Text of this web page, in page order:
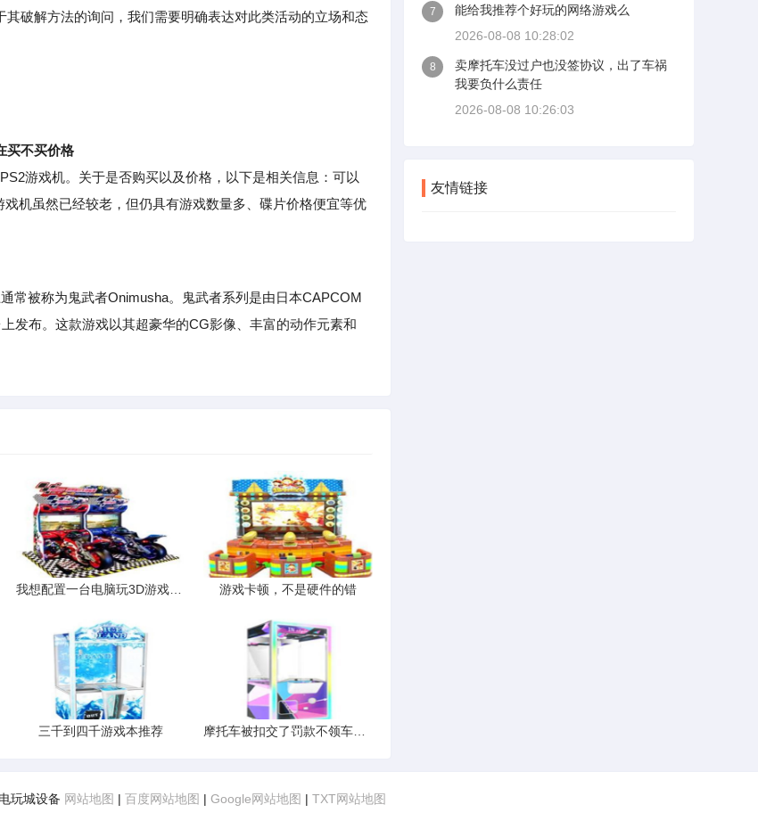
破解方法的询问，我们需要明确表达对此类活动的立场和态
买不买价格
游戏机。关于是否购买以及价格，以下是相关信息：可以
机虽然已经较老，但仍具有游戏数量多、碟片价格便宜等优
被称为鬼武者Onimusha。鬼武者系列是由日本CAPCOM
发布。这款游戏以其超豪华的CG影像、丰富的动作元素和
游戏卡顿，不是硬件的错
三千到四千游戏本推荐
7
能给我推荐个好玩的网络游戏么
2026-08-08 10:28:02
8
卖摩托车没过户也没签协议，出了车祸
我要负什么责任
2026-08-08 10:26:03
友情链接
玩城设备 网站地图 | 百度网站地图 | Google网站地图 | TXT网站地图